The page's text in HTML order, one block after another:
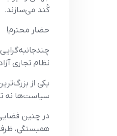
کُند می‌سازند.
حضار محترم!
نظام تجاری
یکی از
سیاست‌ها نه
در چنین
همبستگی،